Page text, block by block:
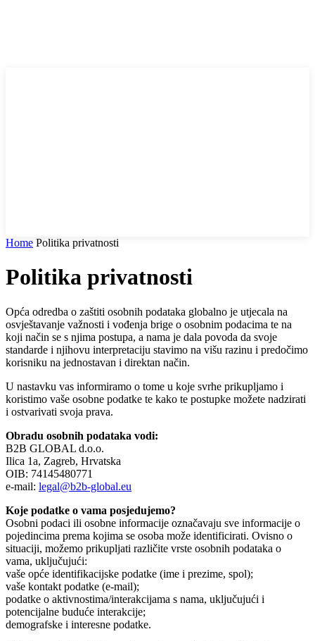
Home Politika privatnosti
Politika privatnosti
Opća odredba o zaštiti osobnih podataka globalno je utjecala na
osvještavanje važnosti i vođenja brige o osobnim podacima te na
koji način se s njima postupa, a nama je dala povoda da svoje
standarde i njihovu interpretaciju stavimo na višu razinu i predočimo
korisniku na jednostavan i direktan način.
U nastavku vas informiramo o tome u koje svrhe prikupljamo i
koristimo vaše osobne podatke te kako te postupke možete nadzirati
i ostvarivati svoja prava.
Obradu osobnih podataka vodi:
B2B GLOBAL d.o.o.
Ilica 1a, Zagreb, Hrvatska
OIB: 74145480771
e-mail: legal@b2b-global.eu
Koje podatke o vama posjedujemo?
Osobni podaci ili osobne informacije označavaju sve informacije o
pojedincima prema kojima se osoba može identificirati. Ovisno o
situaciji, možemo prikupljati različite vrste osobnih podataka o
vama, uključujući:
vaše opće identifikacijske podatke (ime i prezime, spol);
vaše kontakt podatke (e-mail);
podatke o aktivnostima/interakcijama s nama, uključujući i
potencijalne buduće interakcije;
demografske i interesne podatke.